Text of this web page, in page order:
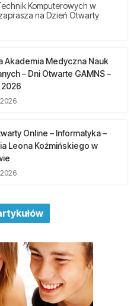
Komputerowych w
na Dzień Otwarty
Akademia Medyczna Nauk
– Dni Otwarte GAMNS –
Online – Informatyka –
Leona Koźmińskiego w